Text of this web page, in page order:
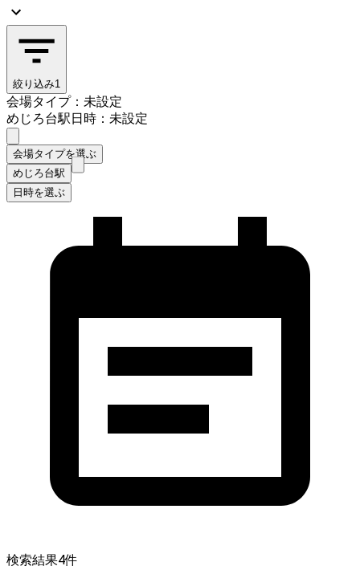
絞り込み1
会場タイプ：未設定
めじろ台駅日時：未設定
会場タイプを選ぶ
めじろ台駅
日時を選ぶ
検索結果4件